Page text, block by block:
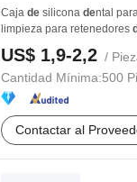
Caja de silicona dental
limpieza para retenedores
US$ 1,9-2,2 /
Cantidad Mínima:500
Contactar al